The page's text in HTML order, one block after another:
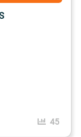
45